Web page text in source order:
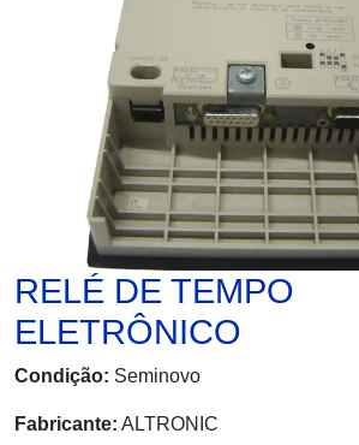
RELÉ DE TEMPO
ELETRÔNICO
Condição: Seminovo
Fabricante: ALTRONIC